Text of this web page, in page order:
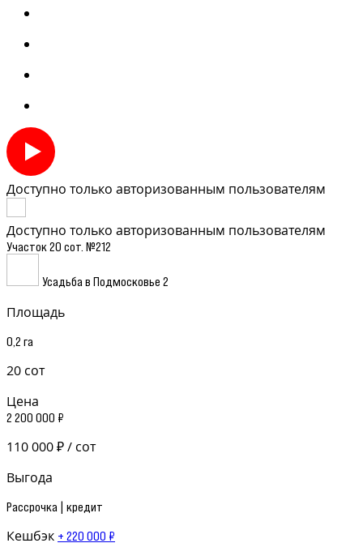
Доступно только авторизованным пользователям
Доступно только авторизованным пользователям
Участок 20 сот. №212
Усадьба в Подмосковье 2
Площадь
0,2 га
20 сот
Цена
2 200 000 ₽
110 000 ₽ / сот
Выгода
Рассрочка | кредит
Кешбэк + 220 000 ₽